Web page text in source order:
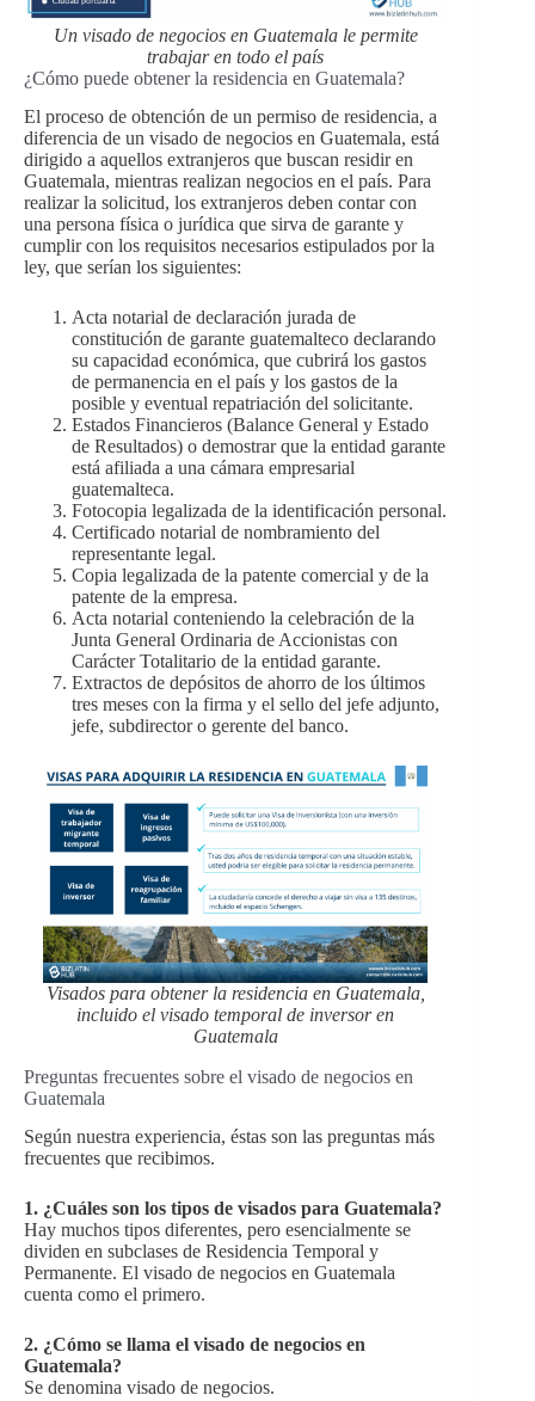
Un visado de negocios en Guatemala le permite
trabajar en todo el país
¿Cómo puede obtener la residencia en Guatemala?
El proceso de obtención de un permiso de residencia, a
diferencia de un visado de negocios en Guatemala, está
dirigido a aquellos extranjeros que buscan residir en
Guatemala, mientras realizan negocios en el país. Para
realizar la solicitud, los extranjeros deben contar con
una persona física o jurídica que sirva de garante y
cumplir con los requisitos necesarios estipulados por la
ley, que serían los siguientes:
Acta notarial de declaración jurada de
constitución de garante guatemalteco declarando
su capacidad económica, que cubrirá los gastos
de permanencia en el país y los gastos de la
posible y eventual repatriación del solicitante.
Estados Financieros (Balance General y Estado
de Resultados) o demostrar que la entidad garante
está afiliada a una cámara empresarial
guatemalteca.
Fotocopia legalizada de la identificación personal.
Certificado notarial de nombramiento del
representante legal.
Copia legalizada de la patente comercial y de la
patente de la empresa.
Acta notarial conteniendo la celebración de la
Junta General Ordinaria de Accionistas con
Carácter Totalitario de la entidad garante.
Extractos de depósitos de ahorro de los últimos
tres meses con la firma y el sello del jefe adjunto,
jefe, subdirector o gerente del banco.
Visados para obtener la residencia en Guatemala,
incluido el visado temporal de inversor en
Guatemala
Preguntas frecuentes sobre el visado de negocios en
Guatemala
Según nuestra experiencia, éstas son las preguntas más
frecuentes que recibimos.
1. ¿Cuáles son los tipos de visados para Guatemala?
Hay muchos tipos diferentes, pero esencialmente se
dividen en subclases de Residencia Temporal y
Permanente. El visado de negocios en Guatemala
cuenta como el primero.
2. ¿Cómo se llama el visado de negocios en
Guatemala?
Se denomina visado de negocios.